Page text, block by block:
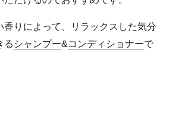
香りによって、リラックスした気分
る シャンプー&コンディショナーで